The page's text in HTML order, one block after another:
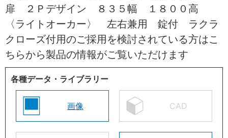
扉 ２Ｐデザイン ８３５幅 １８００高
〈ライトオーカー〉 左右兼用 錠付 ラクラ
クローズ付用のご採用を検討されている方はこ
ちらから製品の情報がご覧いただけます
各種データ・ライブラリー
画像 CAD